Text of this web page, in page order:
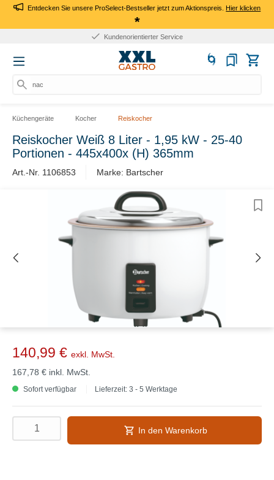
Entdecken Sie unsere ProSelect-Bestseller jetzt zum Aktionspreis.Hier klicken
*
Kundenorientierter Service
nach
Küchengeräte Kocher Reiskocher
Reiskocher Weiß 8 Liter - 1,95 kW - 25-40
Portionen - 445x400x (H) 365mm
Art.-Nr. 1106853 Marke: Bartscher
140,99 € exkl. MwSt.
167,78 € inkl. MwSt.
Sofort verfügbar Lieferzeit: 3 - 5 Werktage
In den Warenkorb